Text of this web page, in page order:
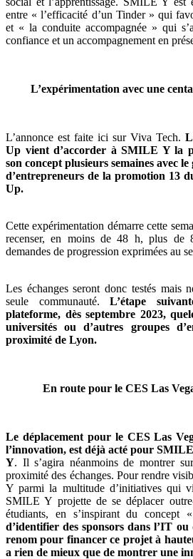
entre « l’efficacité d’un Tinder » qui
et « la conduite accompagnée » qui
confiance et un accompagnement en
L’expérimentation avec une
L’annonce est faite ici sur Viva Tech.
Up vient d’accorder à SMILE Y la
son concept plusieurs semaines avec
d’entrepreneurs de la promotion 13
Up.
Cette expérimentation démarre cette
recenser, en moins de 48 h, plus de
demandes de progression exprimées au
Les échanges seront donc testés mais
seule communauté.L’étape
plateforme, dès septembre 2023,
universités ou d’autres groupes
proximité de Lyon.
En route pour le CES Las
Le déplacement pour le CES Las
l’innovation, est déjà acté pour SMILE
Y. Il s’agira néanmoins de montrer
proximité des échanges. Pour rendre
Y parmi la multitude d’initiatives qui
SMILE Y projette de se déplacer
étudiants, en s’inspirant du concept
d’identifier des sponsors dans l’IT ou
renom pour financer ce projet à
a rien de mieux que de montrer une